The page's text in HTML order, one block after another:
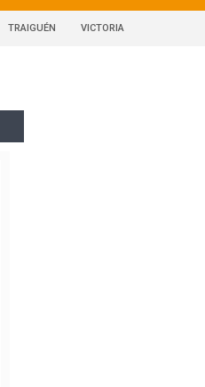
TRAIGUÉN VICTORIA